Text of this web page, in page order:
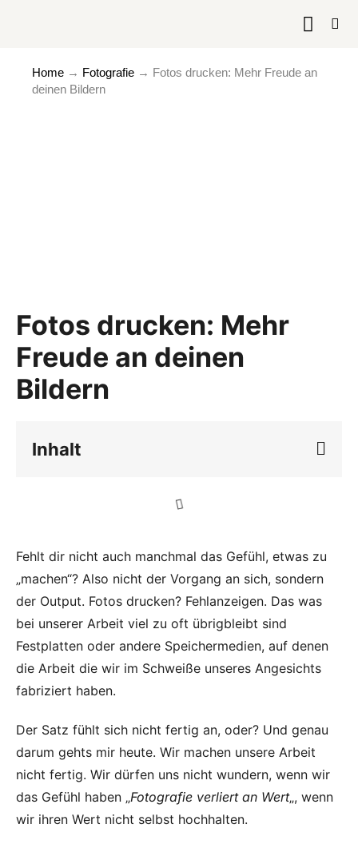
Home → Fotografie → Fotos drucken: Mehr Freude an
deinen Bildern
Fotos drucken: Mehr
Freude an deinen
Bildern
Inhalt
Fehlt dir nicht auch manchmal das Gefühl, etwas zu
„machen“? Also nicht der Vorgang an sich, sondern
der Output. Fotos drucken? Fehlanzeigen. Das was
bei unserer Arbeit viel zu oft übrigbleibt sind
Festplatten oder andere Speichermedien, auf denen
die Arbeit die wir im Schweiße unseres Angesichts
fabriziert haben.
Der Satz fühlt sich nicht fertig an, oder? Und genau
darum gehts mir heute. Wir machen unsere Arbeit
nicht fertig. Wir dürfen uns nicht wundern, wenn wir
das Gefühl haben „Fotografie verliert an Wert„, wenn
wir ihren Wert nicht selbst hochhalten.